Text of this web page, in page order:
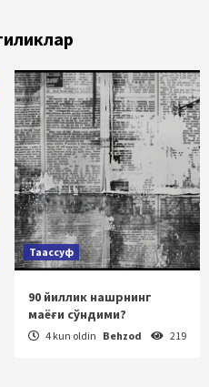
Таассуф
90 йиллик нашрнинг
маёғи сўндими?
4 kun oldin Behzod 219